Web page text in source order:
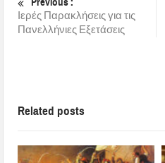
Ιερές Παρακλήσεις για τις
Πανελλήνιες Εξετάσεις
Related posts